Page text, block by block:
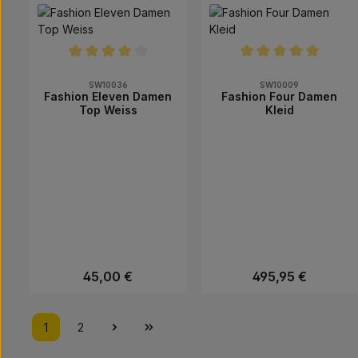
Produkt Anzahl: Gib den
Produkt
SW10036
Fashion Eleven Damen
Top Weiss
Regulärer Preis:
45,00 €
Produkt Anzahl: Gib den
SW10009
Fashion Four Damen
Kleid
Regulärer Preis:
495,95 €
Seite
1
Seite
2